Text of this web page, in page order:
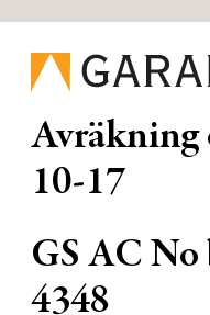
Avräkning
10-17
GS AC No
4348